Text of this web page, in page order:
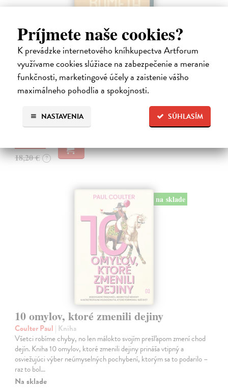
Príjmete naše cookies?
K prevádzke internetového kníhkupectva Artforum
využívame cookies slúžiace na zabezpečenie a meranie
funkčnosti, marketingové účely a zaistenie vášho
maximálneho pohodlia a spokojnosti.
SÚHLASÍM
NASTAVENIA
Chlapec kometa
Cogitore Baptiste| Kniha
Neuvěřitelný příběh mladičkého „básníka z Terezína“ Hanuše
Hachenburga (1929–1944). Baptiste Cogitore jemně, s velkou
empatií proniká do krátkého, pohnutého a přitom bohatého života
Zasielame do 12 dní
18,20 € ?
na sklade
10 omylov, ktoré zmenili dejiny
Coulter Paul | Kniha
Všetci robíme chyby, no len málokto svojím prešľapom zmení chod
dejín. Kniha 10 omylov, ktoré zmenili dejiny prináša vtipný a
osviežujúci výber neúmyselných pochybení, ktorým sa to podarilo –
raz to bol…
Na sklade